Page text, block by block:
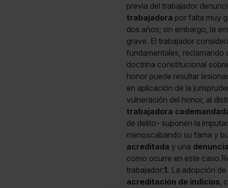
previa del trabajador
trabajadora por falta muy
dos años; sin embargo, la
grave. El trabajador
fundamentales, reclamando
doctrina constitucional
honor puede resultar
en aplicación de la
vulneración del honor, al
trabajadora
de delito- suponen la
menoscabando su fama y
acreditada y una
como ocurre en este
trabajador:1. La adopción de
acreditación de indicios,